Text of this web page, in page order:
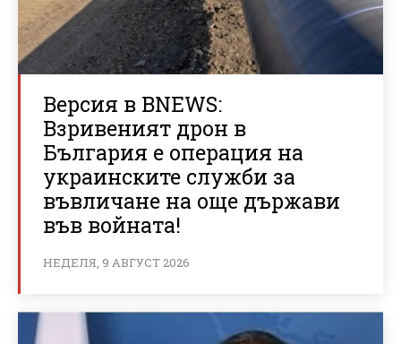
Версия в BNEWS:
Взривеният дрон в
България е операция на
украинските служби за
въвличане на още държави
във войната!
НЕДЕЛЯ, 9 АВГУСТ 2026